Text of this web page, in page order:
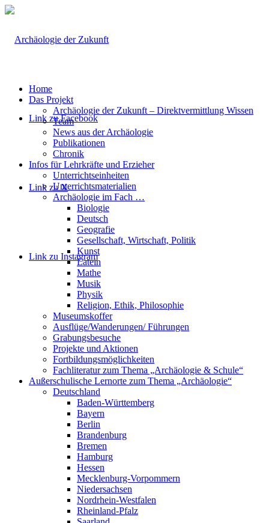
Link zu Facebook
Link zu X
Link zu Instagram
Home
Das Projekt
Archäologie der Zukunft – Direktvermittlung Wissen
Team
News aus der Archäologie
Publikationen
Chronik
Infos für Lehrkräfte und Erzieher
Unterrichtseinheiten
Unterrichtsmaterialien
Archäologie im Fach …
Biologie
Deutsch
Geografie
Gesellschaft, Wirtschaft, Politik
Kunst
Latein
Mathe
Musik
Physik
Religion, Ethik, Philosophie
Museumskoffer
Ausflüge/Wanderungen/ Führungen
Grabungsbesuche
Projekte und Aktionen
Fortbildungsmöglichkeiten
Fachliteratur zum Thema „Archäologie & Schule“
Außerschulische Lernorte zum Thema „Archäologie“
Deutschland
Baden-Württemberg
Bayern
Berlin
Brandenburg
Bremen
Hamburg
Hessen
Mecklenburg-Vorpommern
Niedersachsen
Nordrhein-Westfalen
Rheinland-Pfalz